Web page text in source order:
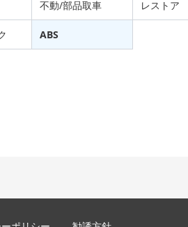
不動/部品取車 レストア
ABS